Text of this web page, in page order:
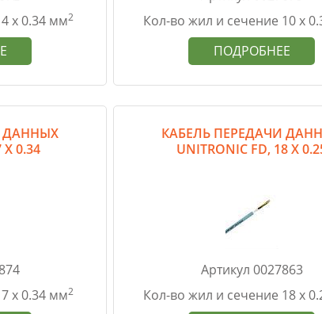
х 0.34 мм2
Кол-во жил и сечение 10 х
ПОДРОБНЕЕ
ДАННЫХ
Х 0.34
х 0.34 мм2
КАБЕЛЬ ПЕРЕДАЧИ
UNITRONIC FD, 18 Х
Артикул 0027863
Кол-во жил и сечение 18 х